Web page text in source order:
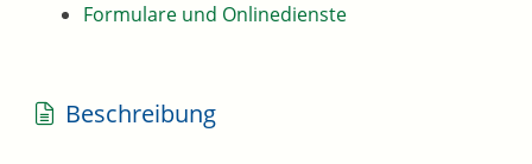
Formulare und Onlinedienste
Beschreibung